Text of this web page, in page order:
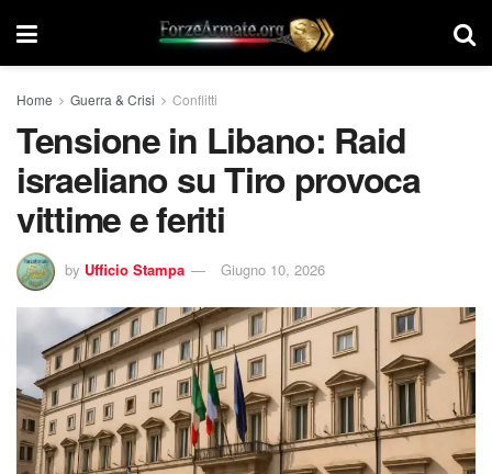
Home Guerra & Crisi Conflitti
Tensione in Libano: Raid
israeliano su Tiro provoca
vittime e feriti
by Ufficio Stampa Giugno 10, 2026